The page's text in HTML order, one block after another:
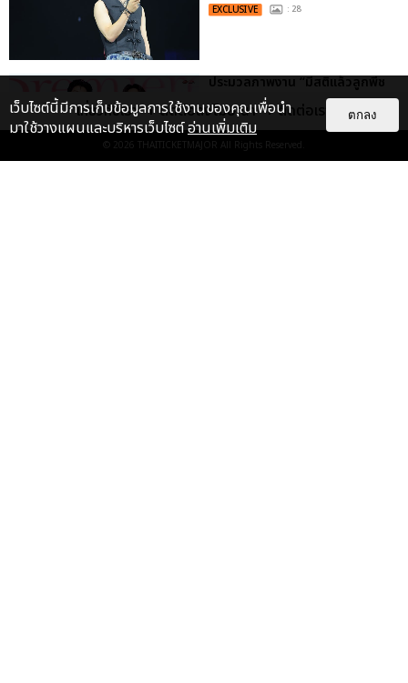
EXCLUSIVE : 28
ประมวลภาพงาน “มีสติแล้วลูกพีช
PEACH AND ME PREMIERE
NIGHT” ปอนด์-ภูวินทร์ คลั่งรัก
หวา...
เกี่ยวกับเรา ติดต่อลงโฆษณา ติดต่อเรา
© 2026 THAITICKETMAJOR All Rights Reserved.
เว็บไซต์นี้มีการเก็บข้อมูลการใช้งานของคุณเพื่อนำ
มาใช้วางแผนและบริหารเว็บไซต์อ่านเพิ่มเติม
ตกลง